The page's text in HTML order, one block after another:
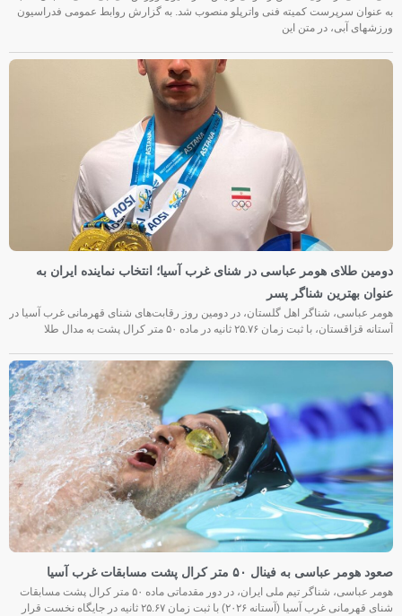
به عنوان سرپرست کمیته فنی واترپلو منصوب شد. به گزارش روابط عمومی فدراسیون
ورزشهای آبی، در متن این
دومین طلای هومر عباسی در شنای غرب آسیا؛ انتخاب نماینده ایران به
عنوان بهترین شناگر پسر
هومر عباسی، شناگر اهل گلستان، در دومین روز رقابت‌های شنای قهرمانی غرب آسیا در
آستانه قزاقستان، با ثبت زمان ۲۵.۷۶ ثانیه در ماده ۵۰ متر کرال پشت به مدال طلا
صعود هومر عباسی به فینال ۵۰ متر کرال پشت مسابقات غرب آسیا
هومر عباسی، شناگر تیم ملی ایران، در دور مقدماتی ماده ۵۰ متر کرال پشت مسابقات
شنای قهرمانی غرب آسیا (آستانه ۲۰۲۶) با ثبت زمان ۲۵.۶۷ ثانیه در جایگاه نخست قرار